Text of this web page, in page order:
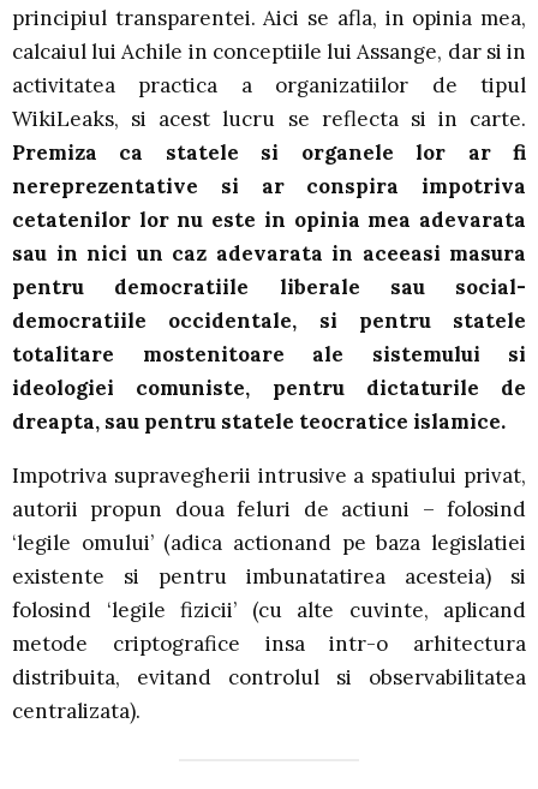
principiul transparentei. Aici se afla, in opinia mea,
calcaiul lui Achile in conceptiile lui Assange, dar si in
activitatea practica a organizatiilor de tipul
WikiLeaks, si acest lucru se reflecta si in carte.
Premiza ca statele si organele lor ar fi
nereprezentative si ar conspira impotriva
cetatenilor lor nu este in opinia mea adevarata
sau in nici un caz adevarata in aceeasi masura
pentru democratiile liberale sau social-
democratiile occidentale, si pentru statele
totalitare mostenitoare ale sistemului si
ideologiei comuniste, pentru dictaturile de
dreapta, sau pentru statele teocratice islamice.
Impotriva supravegherii intrusive a spatiului privat,
autorii propun doua feluri de actiuni – folosind
‘legile omului’ (adica actionand pe baza legislatiei
existente si pentru imbunatatirea acesteia) si
folosind ‘legile fizicii’ (cu alte cuvinte, aplicand
metode criptografice insa intr-o arhitectura
distribuita, evitand controlul si observabilitatea
centralizata).